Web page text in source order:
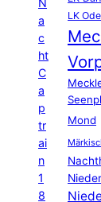
N
a
c
ht
C
a
p
tr
ai
n
1
8
LK
Mond